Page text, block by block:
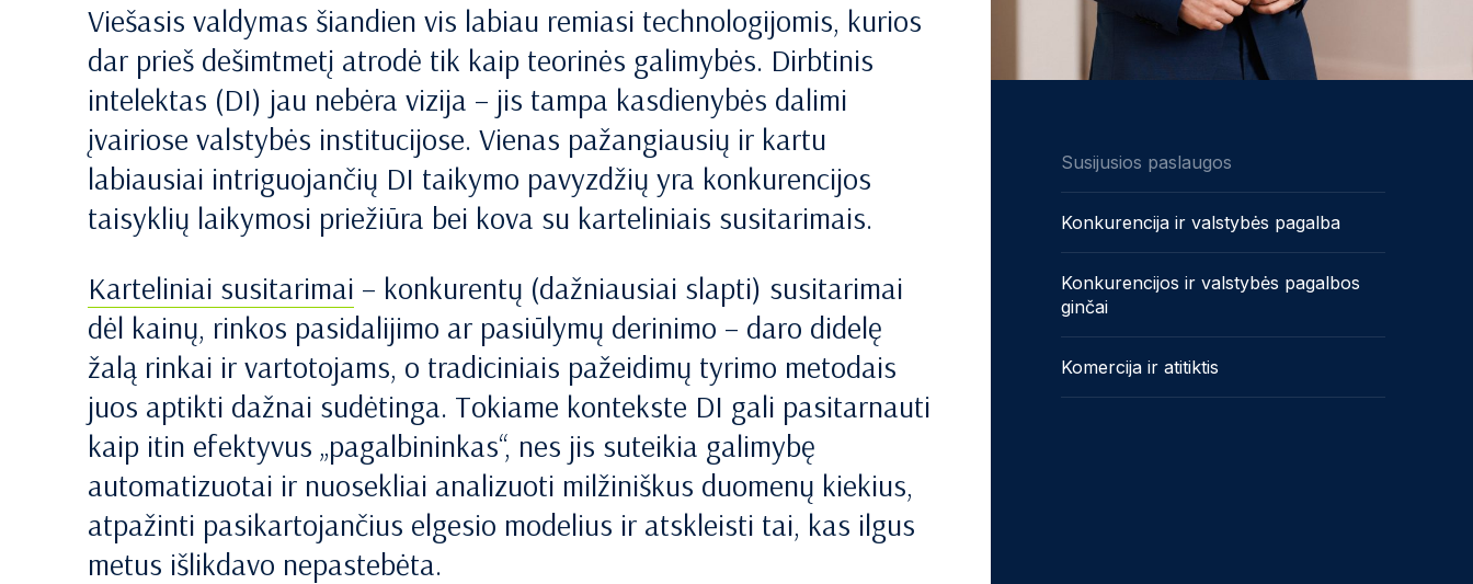
Viešasis valdymas šiandien vis labiau remiasi technologijomis, kurios
dar prieš dešimtmetį atrodė tik kaip teorinės galimybės. Dirbtinis
intelektas (DI) jau nebėra vizija – jis tampa kasdienybės dalimi
įvairiose valstybės institucijose. Vienas pažangiausių ir kartu
labiausiai intriguojančių DI taikymo pavyzdžių yra konkurencijos
taisyklių laikymosi priežiūra bei kova su karteliniais susitarimais.
Karteliniai susitarimai – konkurentų (dažniausiai slapti) susitarimai
dėl kainų, rinkos pasidalijimo ar pasiūlymų derinimo – daro didelę
žalą rinkai ir vartotojams, o tradiciniais pažeidimų tyrimo metodais
juos aptikti dažnai sudėtinga. Tokiame kontekste DI gali pasitarnauti
kaip itin efektyvus „pagalbininkas“, nes jis suteikia galimybę
automatizuotai ir nuosekliai analizuoti milžiniškus duomenų kiekius,
atpažinti pasikartojančius elgesio modelius ir atskleisti tai, kas ilgus
metus išlikdavo nepastebėta.
Susijusios paslaugos
Konkurencija ir valstybės pagalba
Konkurencijos ir valstybės pagalbos
ginčai
Komercija ir atitiktis